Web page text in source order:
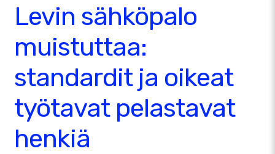
Levin sähköpalo
muistuttaa:
standardit ja oikeat
työtavat pelastavat
henkiä